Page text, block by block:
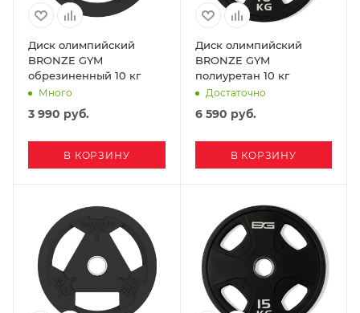
Диск олимпийский
BRONZE GYM
обрезиненный 10 кг
Много
3 990 руб.
В КОРЗИНУ
Диск олимпийский
BRONZE GYM
полиуретан 10 кг
Достаточно
6 590 руб.
В КОРЗИНУ